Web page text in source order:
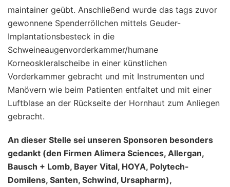
maintainer geübt. Anschließend wurde das tags zuvor
gewonnene Spenderröllchen mittels Geuder-
Implantationsbesteck in die
Schweineaugenvorderkammer/humane
Korneoskleralscheibe in einer künstlichen
Vorderkammer gebracht und mit Instrumenten und
Manövern wie beim Patienten entfaltet und mit einer
Luftblase an der Rückseite der Hornhaut zum Anliegen
gebracht.
An dieser Stelle sei unseren Sponsoren besonders
gedankt (den Firmen Alimera Sciences, Allergan,
Bausch + Lomb, Bayer Vital, HOYA, Polytech-
Domilens, Santen, Schwind, Ursapharm),